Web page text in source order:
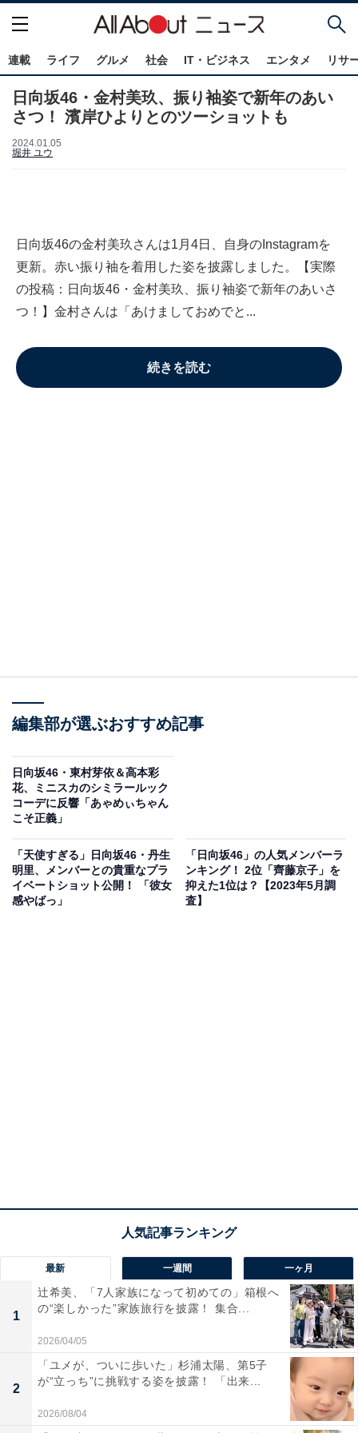
連載 ライフ グルメ 社会 IT・ビジネス エンタメ リサ
日向坂46・金村美玖、振り袖姿で新年のあい
さつ！ 濱岸ひよりとのツーショットも
2024.01.05
堀井 ユウ
日向坂46の金村美玖さんは1月4日、自身のInstagramを
更新。赤い振り袖を着用した姿を披露しました。【実際
の投稿：日向坂46・金村美玖、振り袖姿で新年のあいさ
つ！】金村さんは「あけましておめでと...
続きを読む
編集部が選ぶおすすめ記事
日向坂46・東村芽依＆高本彩
花、ミニスカのシミラールック
コーデに反響「あゃめぃちゃん
こそ正義」
「天使すぎる」日向坂46・丹生
明里、メンバーとの貴重なプラ
イベートショット公開！ 「彼女
感やばっ」
「日向坂46」の人気メンバーラ
ンキング！ 2位「齊藤京子」を
抑えた1位は？【2023年5月調
査】
最新 一週間 一ヶ月
1
辻希美、「7人家族になって初めての」箱根へ
の“楽しかった”家族旅行を披露！ 集合...
2026/04/05
2
「ユメが、ついに歩いた」杉浦太陽、第5子
が“立っち”に挑戦する姿を披露！ 「出来...
2026/08/04